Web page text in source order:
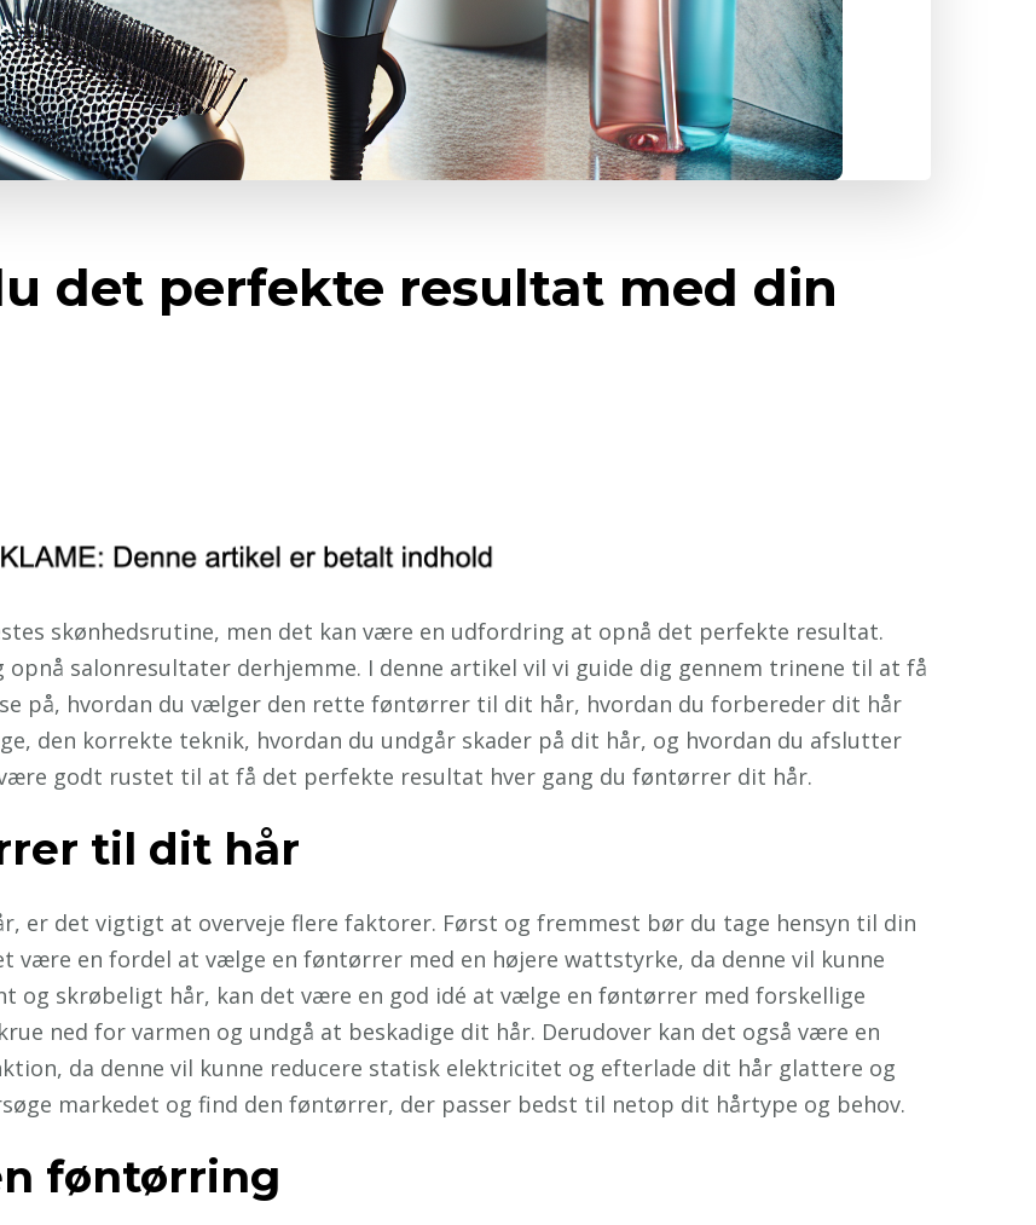
det perfekte resultat med din
skønhedsrutine, men det kan være en udfordring at opnå det perfekte resultat.
salonresultater derhjemme. I denne artikel vil vi guide dig gennem trinene til at få
på, hvordan du vælger den rette føntørrer til dit hår, hvordan du forbereder dit hår
den korrekte teknik, hvordan du undgår skader på dit hår, og hvordan du afslutter
godt rustet til at få det perfekte resultat hver gang du føntørrer dit hår.
til dit hår
er det vigtigt at overveje flere faktorer. Først og fremmest bør du tage hensyn til din
være en fordel at vælge en føntørrer med en højere wattstyrke, da denne vil kunne
og skrøbeligt hår, kan det være en god idé at vælge en føntørrer med forskellige
ned for varmen og undgå at beskadige dit hår. Derudover kan det også være en
da denne vil kunne reducere statisk elektricitet og efterlade dit hår glattere og
markedet og find den føntørrer, der passer bedst til netop dit hårtype og behov.
føntørring